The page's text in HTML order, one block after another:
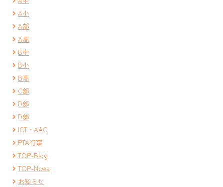
A小
A部
A高
B中
B小
B高
C部
D部
D部
ICT・AAC
PTA行事
TOP-Blog
TOP-News
お知らせ